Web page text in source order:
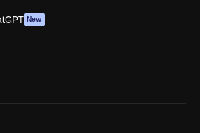
New